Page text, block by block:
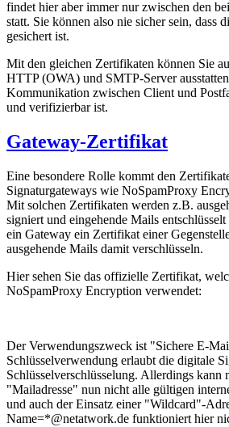
findet hier aber immer nur zwischen den
statt. Sie können also nie sicher sein, dass
gesichert ist.
Mit den gleichen Zertifikaten können Sie
HTTP (OWA) und SMTP-Server
Kommunikation zwischen Client und
und verifizierbar ist.
Gateway-Zertifikat
Eine besondere Rolle kommt den
Signaturgateways wie NoSpamProxy
Mit solchen Zertifikaten werden z.B.
signiert und eingehende Mails
ein Gateway ein Zertifikat einer
ausgehende Mails damit verschlüsseln.
Hier sehen Sie das offizielle Zertifikat,
NoSpamProxy Encryption verwendet:
Der Verwendungszweck ist "Sichere E-
Schlüsselverwendung erlaubt die digitale
Schlüsselverschlüsselung. Allerdings kann
"Mailadresse" nun nicht alle gültigen
und auch der Einsatz einer "Wildcard"-
Name=*@netatwork.de funktioniert hier